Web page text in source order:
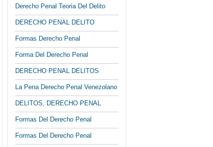
Derecho Penal Teoria Del Delito
DERECHO PENAL DELITO
Formas Derecho Penal
Forma Del Derecho Penal
DERECHO PENAL DELITOS
La Pena Derecho Penal Venezolano
DELITOS, DERECHO PENAL
Formas Del Derecho Penal
Formas Del Derecho Penal